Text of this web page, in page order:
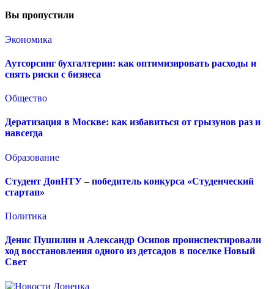
Вы пропустили
Экономика
Аутсорсинг бухгалтерии: как оптимизировать расходы и
снять риски с бизнеса
Общество
Дератизация в Москве: как избавиться от грызунов раз и
навсегда
Образование
Студент ДонНТУ – победитель конкурса «Студенческий
стартап»
Политика
Денис Пушилин и Александр Осипов проинспектировали
ход восстановления одного из детсадов в поселке Новый
Свет